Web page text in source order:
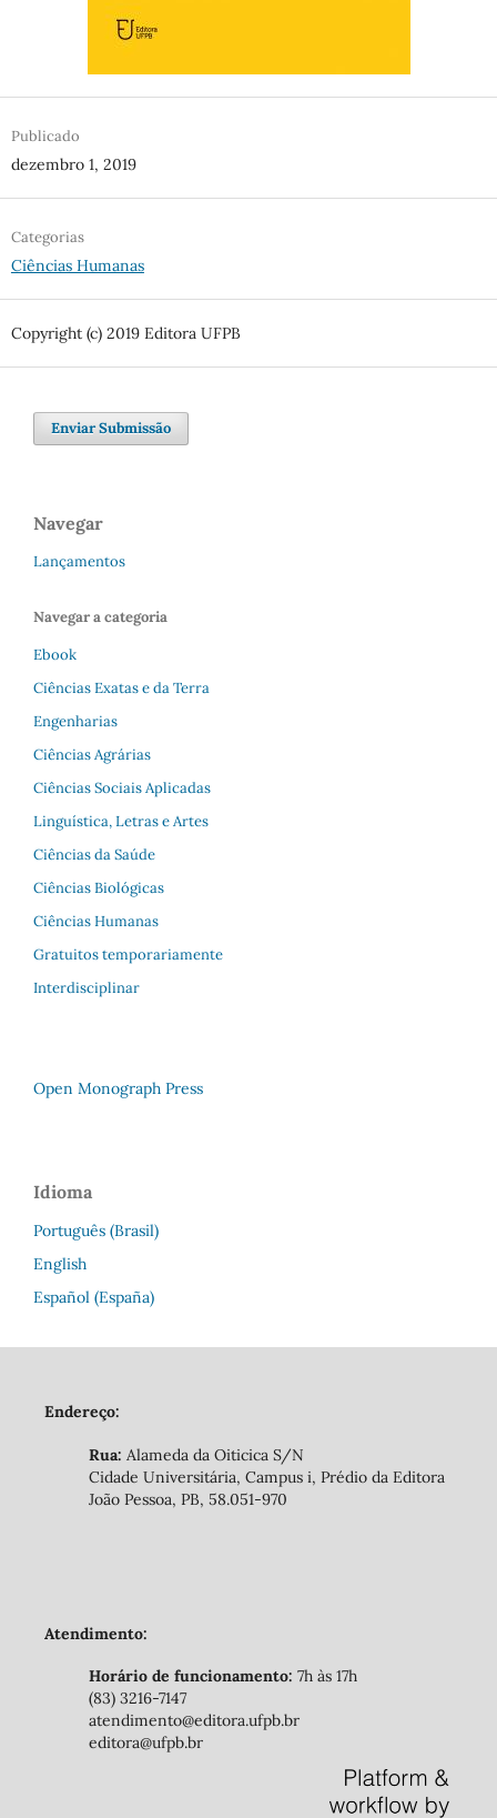
Publicado
dezembro 1, 2019
Categorias
Ciências Humanas
Copyright (c) 2019 Editora UFPB
Enviar Submissão
Navegar
Lançamentos
Navegar a categoria
Ebook
Ciências Exatas e da Terra
Engenharias
Ciências Agrárias
Ciências Sociais Aplicadas
Linguística, Letras e Artes
Ciências da Saúde
Ciências Biológicas
Ciências Humanas
Gratuitos temporariamente
Interdisciplinar
Open Monograph Press
Idioma
Português (Brasil)
English
Español (España)
Endereço:
Rua: Alameda da Oiticica S/N
Cidade Universitária, Campus i, Prédio da Editora
João Pessoa, PB, 58.051-970
Atendimento:
Horário de funcionamento: 7h às 17h
(83) 3216-7147
atendimento@editora.ufpb.br
editora@ufpb.br